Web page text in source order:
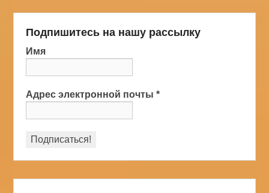
Подпишитесь на нашу рассылку
Имя
Адрес электронной почты*